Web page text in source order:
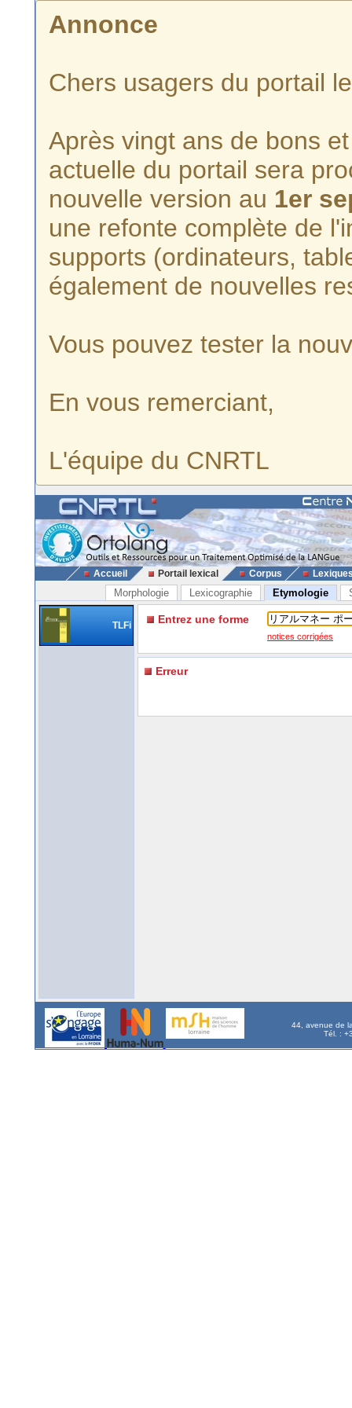
Annonce
Chers usagers du portail
Après vingt ans de bons
actuelle du portail sera
nouvelle version au 1er
une refonte complète de
supports (ordinateurs,
également de nouvelles
Vous pouvez tester la
En vous remerciant,
L'équipe du CNRTL
Accueil Portail lexical Corpus
Morphologie Lexicographie Etymologie
TLFi Entrez une forme
notices corrigées
Erreur
44, avenue de
Tél. :